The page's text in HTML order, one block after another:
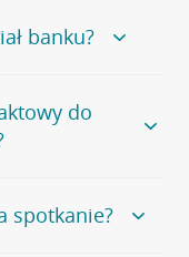
banku?
na
znajduje się
do
numeru
spotkanie?